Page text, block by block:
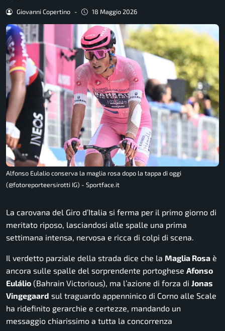
Giovanni Copertino - 18 Maggio 2026
Alfonso Eulalio conserva la maglia rosa dopo la tappa di oggi
(@fotoreporteersirotti IG) - Sportface.it
La carovana del Giro d’Italia si ferma per il primo giorno di
meritato riposo, lasciandosi alle spalle una prima
settimana intensa, nervosa e ricca di colpi di scena.
Il verdetto parziale della strada dice che la Maglia Rosa è
ancora sulle spalle del sorprendente portoghese Afonso
Eulálio (Bahrain Victorious), ma l’azione di forza di Jonas
Vingegaard sul traguardo appenninico di Corno alle Scale
ha ridefinito gerarchie e certezze, mandando un
messaggio chiarissimo a tutta la concorrenza